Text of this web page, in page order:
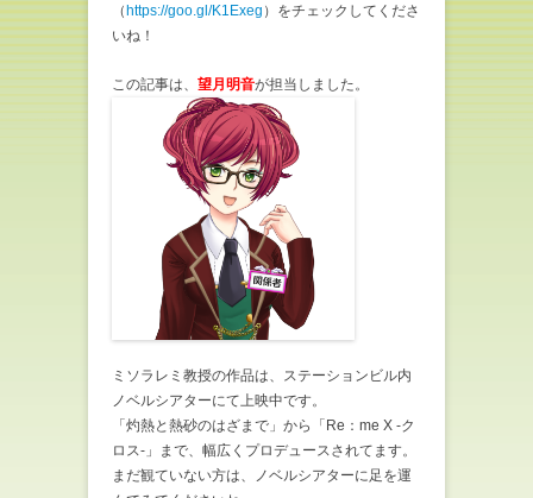
（https://goo.gl/K1Exeg ）をチェックしてくださ
いね！
この記事は、 望月明音が担当しました。
ミソラレミ教授の作品は、ステーションビル内
ノベルシアターにて上映中です。
「灼熱と熱砂のはざまで」から「Re：me X -ク
ロス-」まで、幅広くプロデュースされてます。
まだ観ていない方は、ノベルシアターに足を運